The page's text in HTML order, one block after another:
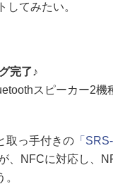
してみたい。
完了♪
スピーカー2機
取っ手付きの 「
、NFCに対応し、